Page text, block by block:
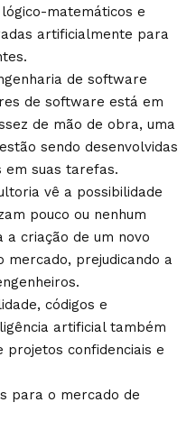
matemáticos e
artificialmente para
de software
de software está em
de mão de obra, uma
sendo desenvolvidas
suas tarefas.
vê a possibilidade
pouco ou nenhum
criação de um novo
prejudicando a
códigos e
artificial também
projetos confidenciais e
para o mercado de